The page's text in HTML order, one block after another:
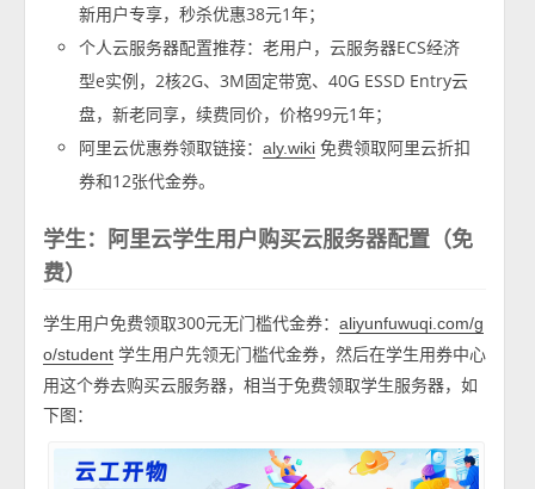
新用户专享，秒杀优惠38元1年；
个人云服务器配置推荐：老用户，云服务器ECS经济
型e实例，2核2G、3M固定带宽、40G ESSD Entry云
盘，新老同享，续费同价，价格99元1年；
阿里云优惠券领取链接：aly.wiki 免费领取阿里云折扣
券和12张代金券。
学生：阿里云学生用户购买云服务器配置（免
费）
学生用户免费领取300元无门槛代金券：aliyunfuwuqi.com/g
o/student 学生用户先领无门槛代金券，然后在学生用券中心
用这个券去购买云服务器，相当于免费领取学生服务器，如
下图：